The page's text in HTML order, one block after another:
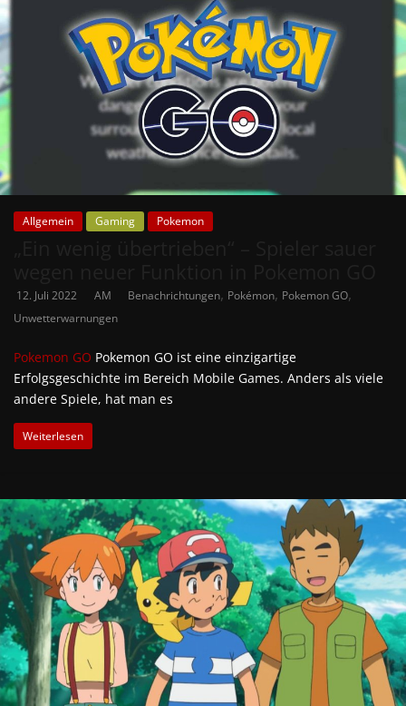
Allgemein Gaming Pokemon
12. Juli 2022 AM Benachrichtungen, Pokémon, Pokemon GO,
Unwetterwarnungen
Pokemon GO Pokemon GO ist eine einzigartige
Erfolgsgeschichte im Bereich Mobile Games. Anders als viele
andere Spiele, hat man es
Weiterlesen